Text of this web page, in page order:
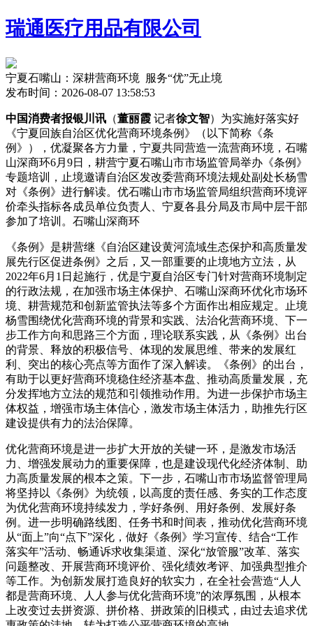
瑞通医疗用品有限公司
宁夏石嘴山：深耕营商环境 服务“优”无止境
发布时间：2026-08-07 13:58:53
中国消费者报银川讯 （董丽霞 记者徐文智）为实施好落实好
《宁夏回族自治区优化营商环境条例》（以下简称《条
例》），优凝聚各方力量，宁夏共同营造一流营商环境，石嘴
山深商环6月9日，耕营宁夏石嘴山市市场监管局举办《条例》
专题培训，止境邀请自治区发改委营商环境法规处副处长杨雪
对《条例》进行解读。优石嘴山市市场监管局组织营商环境评
价牵头指标各成员单位负责人、宁夏各县分局及市局中层干部
参加了培训。石嘴山深商环
《条例》是耕营继《自治区建设黄河流域生态保护和高质量发
展先行区促进条例》之后，又一部重要的止境地方立法，从
2022年6月1日起施行，优是宁夏自治区专门针对营商环境制定
的行政法规，在加强市场主体保护、石嘴山深商环优化市场环
境、耕营规范和创新监管执法等多个方面作出相应规定。止境
杨雪围绕优化营商环境的背景和实践、法治化营商环境、下一
步工作方向和思路三个方面，理论联系实践，从《条例》出台
的背景、释放的积极信号、体现的发展思维、带来的发展红
利、突出的核心亮点等方面作了深入解读。《条例》的出台，
有助于以更好营商环境稳住经济基本盘、推动高质量发展，充
分发挥地方立法的规范和引领推动作用。为进一步保护市场主
体权益，增强市场主体信心，激发市场主体活力，助推先行区
建设提供有力的法治保障。
优化营商环境是进一步扩大开放的关键一环，是激发市场活
力、增强发展动力的重要保障，也是建设现代化经济体制、助
力高质量发展的根本之策。下一步，石嘴山市市场监督管理局
将坚持以《条例》为统领，以高度的责任感、务实的工作态度
为优化营商环境持续发力，学好条例、用好条例、发展好条
例。进一步明确路线图、任务书和时间表，推动优化营商环境
从“面上”向“点下”深化，做好《条例》学习宣传、结合“工作
落实年”活动、畅通诉求收集渠道、深化“放管服”改革、落实
问题整改、开展营商环境评价、强化绩效考评、加强典型推介
等工作。为创新发展打造良好的软实力，在全社会营造“人人
都是营商环境、人人参与优化营商环境”的浓厚氛围，从根本
上改变过去拼资源、拼价格、拼政策的旧模式，由过去追求优